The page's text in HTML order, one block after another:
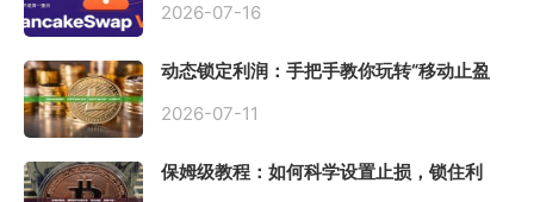
初始化
2026-07-16
动态锁定利润：手把手教你玩转“移动止盈
2026-07-11
保姆级教程：如何科学设置止损，锁住利